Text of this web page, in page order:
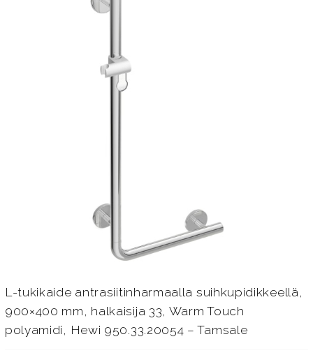
L-tukikaide antrasiitinharmaalla suihkupidikkeellä,
900×400 mm, halkaisija 33, Warm Touch
polyamidi, Hewi 950.33.20054 – Tamsale